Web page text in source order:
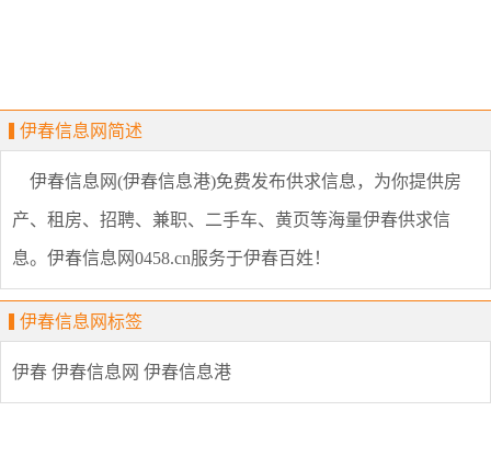
伊春信息网简述
伊春信息网(伊春信息港)免费发布供求信息，为你提供房
产、租房、招聘、兼职、二手车、黄页等海量伊春供求信
息。伊春信息网0458.cn服务于伊春百姓！
伊春信息网标签
伊春 伊春信息网 伊春信息港